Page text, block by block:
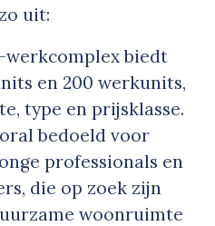
uit:
biedt
en 200 werkunits,
type en prijsklasse.
bedoeld voor
professionals en
die op zoek zijn
woonruimte